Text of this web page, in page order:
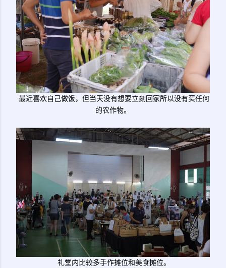
最近喜欢自己做饭，但当天没有想要立刻回家所以没有买任何
的农作物。
礼堂内比较多手作摊位和美食摊位。